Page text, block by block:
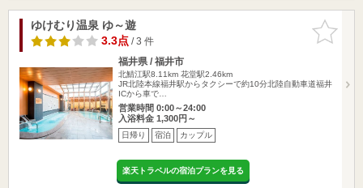
お気に入
りに追加
ゆけむり温泉 ゆ～遊
3.3点/ 3 件
福井県 / 福井市
北鯖江駅8.11km 花堂駅2.46km
JR北陸本線福井駅からタクシーで約10分北陸自動車道福井
ICから車で…
営業時間 0:00～24:00
入浴料金 1,300円～
日帰り 宿泊 カップル
楽天トラベルの宿泊プランを見る